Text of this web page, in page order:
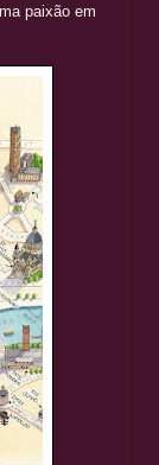
paixão em